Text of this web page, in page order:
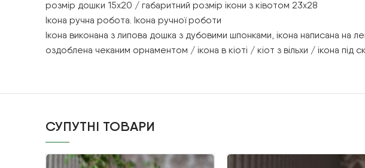
розмір дошки 15х20 / габаритний розмір ікони з ківотом 23х28
Ікона ручна робота. Ікона ручної роботи
Ікона виконана з липова дошка з дубовими шпонками, ікона написана на
оздоблена чеканим орнаментом / ікона в кіоті / кіот з вільхи / ікона під
СУПУТНІ ТОВАРИ